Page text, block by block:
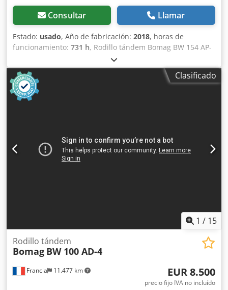
Consultar Llamar
Estado: usado, Año de fabricación: 2018, horas de
funcionamiento: 731 h, Rodillo tándem Bomag BW 154 AP-
4 AM, año de fabricación: 2018, horas de funcionamiento:
solo 731 h, motor: Kubota [55,4 kW/75 CV], Asphalt
Manager 2, peso: 7300 kg, banda de rodadura lisa, buen
estado, listo para su uso inmediato. Si lo desea, le
ofreceremos una opción de arrendamiento o financiación.
información = Póngase en contacto con Tobias Ebert para
obtener más información.
Clasificado
1 / 15
Francia 11.477 km
Rodillo tándem
Bomag BW 100 AD-4
EUR 8.500
precio fijo IVA no incluído